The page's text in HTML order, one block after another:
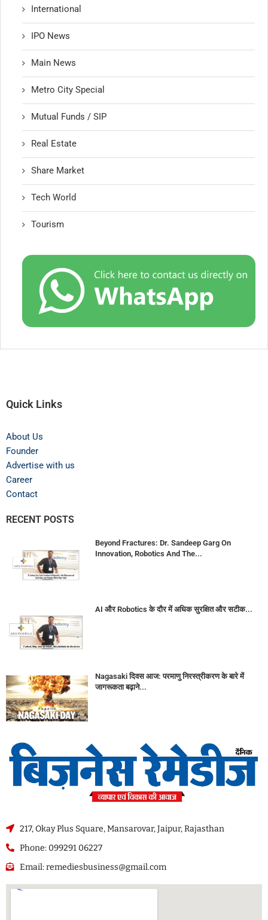
International
IPO News
Main News
Metro City Special
Mutual Funds / SIP
Real Estate
Share Market
Tech World
Tourism
Quick Links
About Us
Founder
Advertise with us
Career
Contact
RECENT POSTS
Beyond Fractures: Dr. Sandeep Garg On
Innovation, Robotics And The...
AI और Robotics के दौर में अधिक सुरक्षित और सटीक...
Nagasaki दिवस आज: परमाणु निरस्त्रीकरण के बारे में
जागरूकता बढ़ाने...
217, Okay Plus Square, Mansarovar, Jaipur, Rajasthan
Phone: 099291 06227
Email: remediesbusiness@gmail.com